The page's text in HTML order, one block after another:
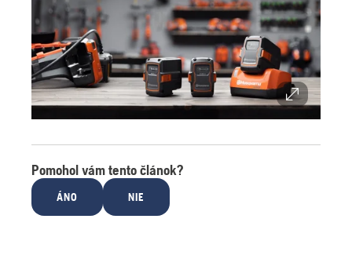
Pomohol vám tento článok?
ÁNO NIE